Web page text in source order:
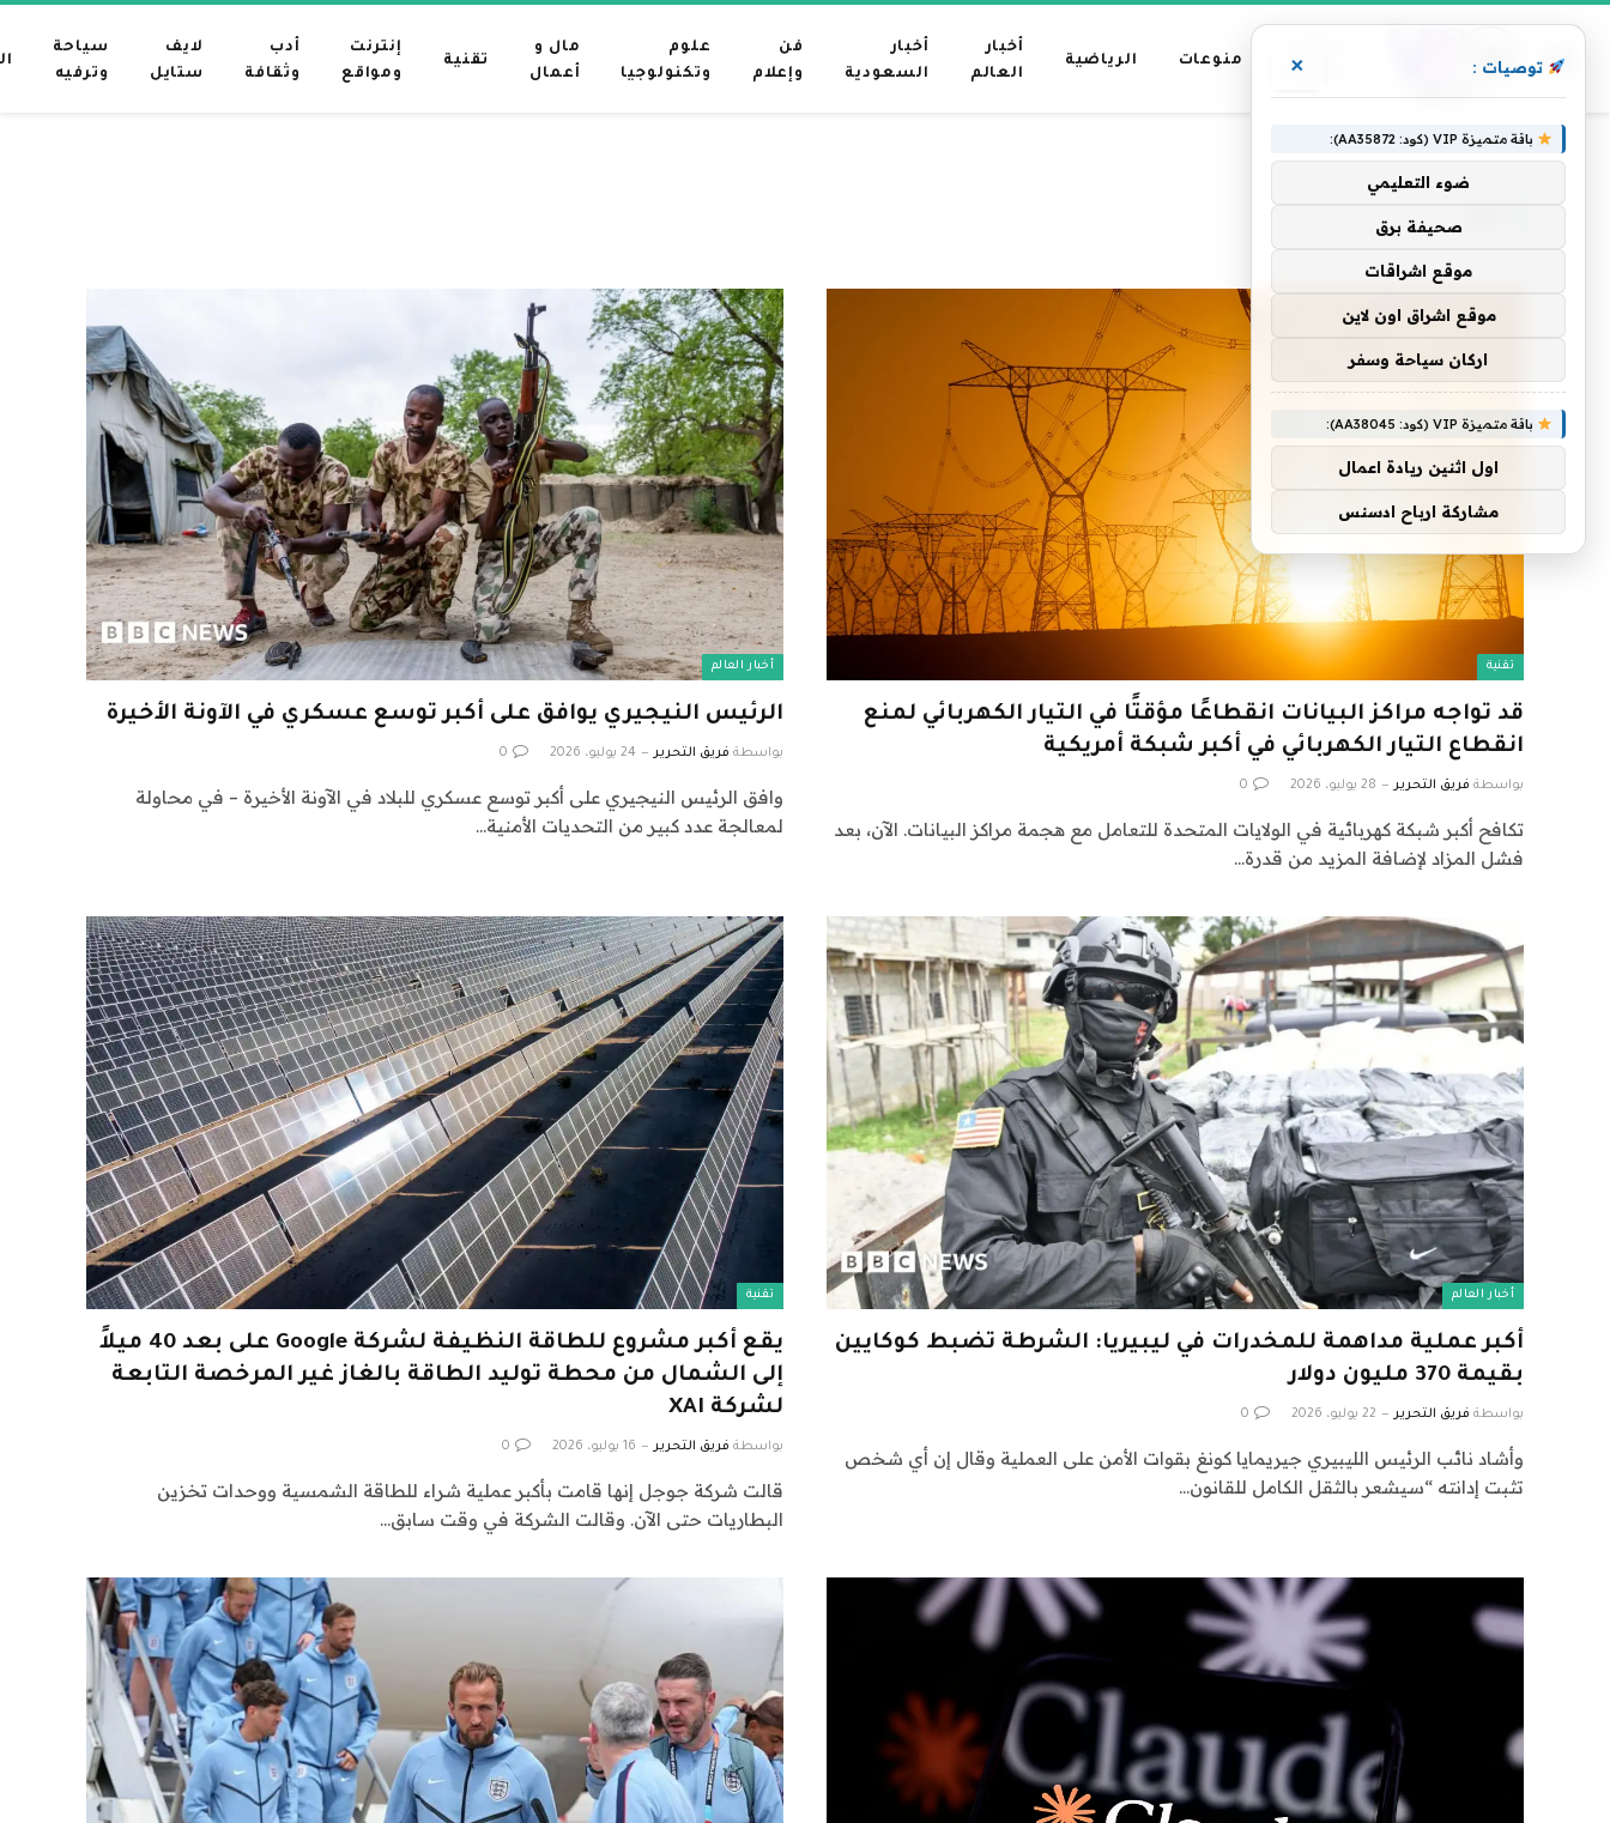
رئيسية
منوعات الرياضية
أخبار
العالم
أخبار
السعودية
فن
وإعلام
علوم
وتكنولوجيا
مال و
أعمال
تقنية
إنترنت
ومواقع
أدب
وثقافة
لايف
ستايل
سياحة
وترفيه
الرئيسية » أكبر
تقنية
قد تواجه مراكز البيانات انقطاعًا مؤقتًا في التيار الكهربائي لمنع
انقطاع التيار الكهربائي في أكبر شبكة أمريكية
بواسطة فريق التحرير 28 يوليو، 2026 0
تكافح أكبر شبكة كهربائية في الولايات المتحدة للتعامل مع هجمة مراكز البيانات. الآن، بعد
فشل المزاد لإضافة المزيد من قدرة…
أخبار العالم
الرئيس النيجيري يوافق على أكبر توسع عسكري في الآونة الأخيرة
بواسطة فريق التحرير 24 يوليو، 2026 0
وافق الرئيس النيجيري على أكبر توسع عسكري للبلاد في الآونة الأخيرة – في محاولة
لمعالجة عدد كبير من التحديات الأمنية…
أخبار العالم
أكبر عملية مداهمة للمخدرات في ليبيريا: الشرطة تضبط كوكايين
بقيمة 370 مليون دولار
بواسطة فريق التحرير 22 يوليو، 2026 0
وأشاد نائب الرئيس الليبيري جيريمايا كونغ بقوات الأمن على العملية وقال إن أي شخص
تثبت إدانته “سيشعر بالثقل الكامل للقانون…
تقنية
يقع أكبر مشروع للطاقة النظيفة لشركة Google على بعد 40 ميلاً
إلى الشمال من محطة توليد الطاقة بالغاز غير المرخصة التابعة
لشركة XAI
بواسطة فريق التحرير 16 يوليو، 2026 0
قالت شركة جوجل إنها قامت بأكبر عملية شراء للطاقة الشمسية ووحدات تخزين
البطاريات حتى الآن. وقالت الشركة في وقت سابق…
توصيات : ×
باقة متميزة VIP (كود: AA35872):
ضوء التعليمي
صحيفة برق
موقع اشراقات
موقع اشراق اون لاين
اركان سياحة وسفر
باقة متميزة VIP (كود: AA38045):
اول اثنين ريادة اعمال
مشاركة ارباح ادسنس